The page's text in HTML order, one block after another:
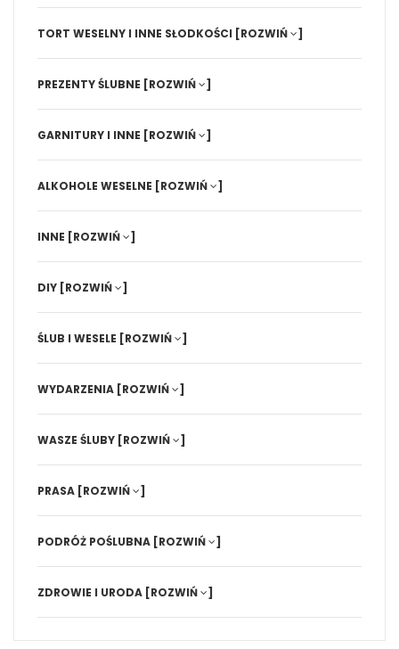
TORT WESELNY I INNE SŁODKOŚCI [ROZWIŃ ]
PREZENTY ŚLUBNE [ROZWIŃ ]
GARNITURY I INNE [ROZWIŃ ]
ALKOHOLE WESELNE [ROZWIŃ ]
INNE [ROZWIŃ ]
DIY [ROZWIŃ ]
ŚLUB I WESELE [ROZWIŃ ]
WYDARZENIA [ROZWIŃ ]
WASZE ŚLUBY [ROZWIŃ ]
PRASA [ROZWIŃ ]
PODRÓŻ POŚLUBNA [ROZWIŃ ]
ZDROWIE I URODA [ROZWIŃ ]